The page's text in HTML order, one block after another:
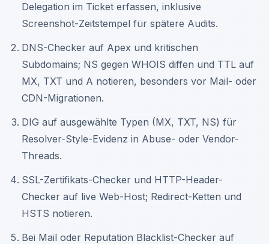
Delegation im Ticket erfassen, inklusive
Screenshot-Zeitstempel für spätere Audits.
DNS-Checker auf Apex und kritischen
Subdomains; NS gegen WHOIS diffen und TTL auf
MX, TXT und A notieren, besonders vor Mail- oder
CDN-Migrationen.
DIG auf ausgewählte Typen (MX, TXT, NS) für
Resolver-Style-Evidenz in Abuse- oder Vendor-
Threads.
SSL-Zertifikats-Checker und HTTP-Header-
Checker auf live Web-Host; Redirect-Ketten und
HSTS notieren.
Bei Mail oder Reputation Blacklist-Checker auf